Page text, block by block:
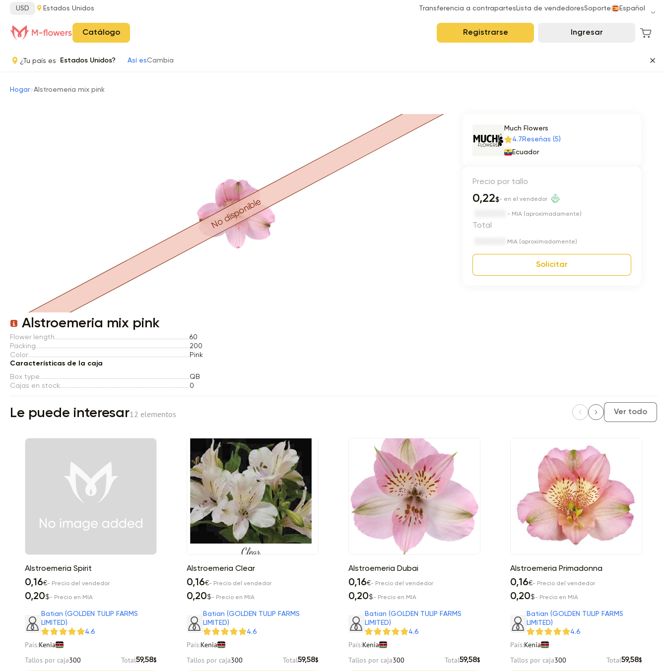
USD Estados Unidos Transferencia a contrapartes Lista de vendedoresSoporte Español
Catálogo Registrarse Ingresar
¿Tu país es Estados Unidos? Así esCambia
Hogar Alstroemeria mix pink
Item 1 of 1
No disponible
Alstroemeria mix pink
Flower length
60
Packing
200
Color
Pink
Características de la caja
Box type
QB
Cajas en stock
0
Much Flowers
4.7 Reseñas (5)
Ecuador
Precio por tallo
0,22$- en el vendedor
- MIA (aproximadamente)
Total
MIA (aproximadamente)
Solicitar
Le puede interesar12 elementos Ver todo
Alstroemeria Spirit
0,16€- Precio del vendedor
0,20$- Precio en MIA
Batian (GOLDEN TULIP FARMS
LIMITED)
4.6
País:Kenia
Tallos por caja300 Total59,58$
Alstroemeria Clear
0,16€- Precio del vendedor
0,20$- Precio en MIA
Batian (GOLDEN TULIP FARMS
LIMITED)
4.6
País:Kenia
Tallos por caja300 Total59,58$
Alstroemeria Dubai
0,16€- Precio del vendedor
0,20$- Precio en MIA
Batian (GOLDEN TULIP FARMS
LIMITED)
4.6
País:Kenia
Tallos por caja300 Total59,58$
Alstroemeria Primadonna
0,16€- Precio del vendedor
0,20$- Precio en MIA
Batian (GOLDEN TULIP FARMS
LIMITED)
4.6
País:Kenia
Tallos por caja300 Total59,58$